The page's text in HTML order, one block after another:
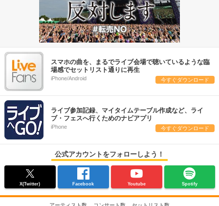
スマホの曲を、まるでライブ会場で聴いているような臨
場感でセットリスト通りに再生
iPhone/Android 今すぐダウンロード
ライブ参加記録、マイタイムテーブル作成など、ライ
ブ・フェスへ行くためのナビアプリ
iPhone 今すぐダウンロード
公式アカウントをフォローしよう！
X(Twitter) Facebook Youtube Spotify